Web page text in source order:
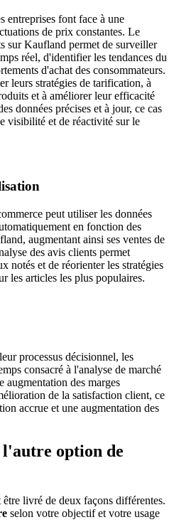
entreprises font face à une
de prix constantes. Le
sur Kaufland permet de surveiller
réel, d'identifier les tendances du
d'achat des consommateurs.
leurs stratégies de tarification, à
et à améliorer leur efficacité
données précises et à jour, ce cas
visibilité et de réactivité sur le
peut utiliser les données
en fonction des
augmentant ainsi ses ventes de
des avis clients permet
notés et de réorienter les stratégies
les articles les plus populaires.
processus décisionnel, les
consacré à l'analyse de marché
augmentation des marges
de la satisfaction client, ce
accrue et une augmentation des
l'autre option de
livré de deux façons différentes.
selon votre objectif et votre usage